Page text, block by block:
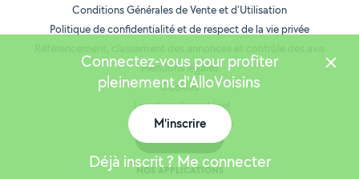
Conditions Générales de Vente et d'Utilisation
Politique de confidentialité et de respect de la vie privée
Mentions légales
Cookies
Location de matériel
Prestation de services
NOS APPLICATIONS
Connectez-vous pour profiter
pleinement d'AlloVoisins
M'inscrire
Déjà inscrit ? Me connecter